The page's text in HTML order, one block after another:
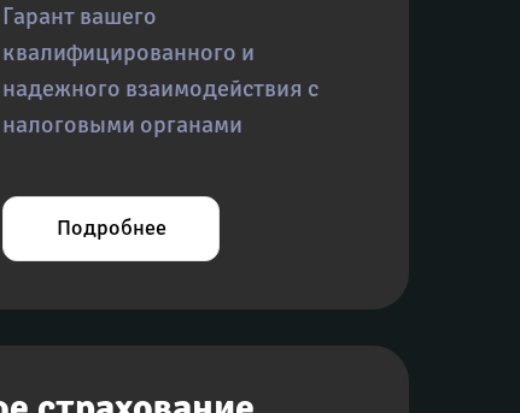
Гарант вашего
квалифицированного и
надежного взаимодействия с
налоговыми органами
Подробнее